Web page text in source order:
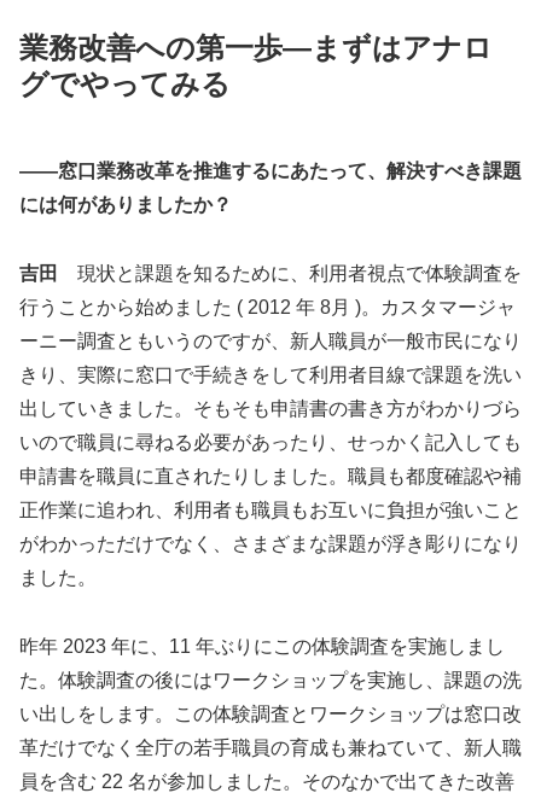
業務改善への第一歩―まずはアナロ
グでやってみる
――窓口業務改革を推進するにあたって、解決すべき課題
には何がありましたか？
吉田
現状と課題を知るために、利用者視点で体験調査を
行うことから始めました ( 2012 年 8月 )。カスタマージャ
ーニー調査ともいうのですが、新人職員が一般市民になり
きり、実際に窓口で手続きをして利用者目線で課題を洗い
出していきました。そもそも申請書の書き方がわかりづら
いので職員に尋ねる必要があったり、せっかく記入しても
申請書を職員に直されたりしました。職員も都度確認や補
正作業に追われ、利用者も職員もお互いに負担が強いこと
がわかっただけでなく、さまざまな課題が浮き彫りになり
ました。
昨年 2023 年に、11 年ぶりにこの体験調査を実施しまし
た。体験調査の後にはワークショップを実施し、課題の洗
い出しをします。この体験調査とワークショップは窓口改
革だけでなく全庁の若手職員の育成も兼ねていて、新人職
員を含む 22 名が参加しました。そのなかで出てきた改善